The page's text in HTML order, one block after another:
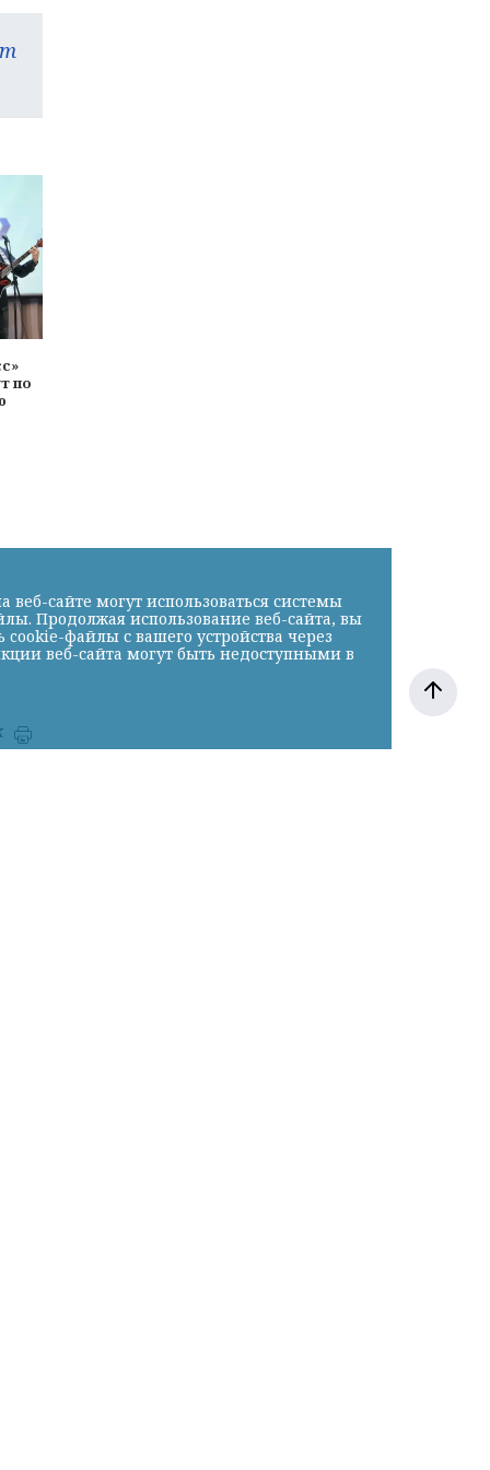
по
сайте могут использоваться системы
Продолжая использование веб-сайта, вы
файлы с вашего устройства через
веб-сайта могут быть недоступными в